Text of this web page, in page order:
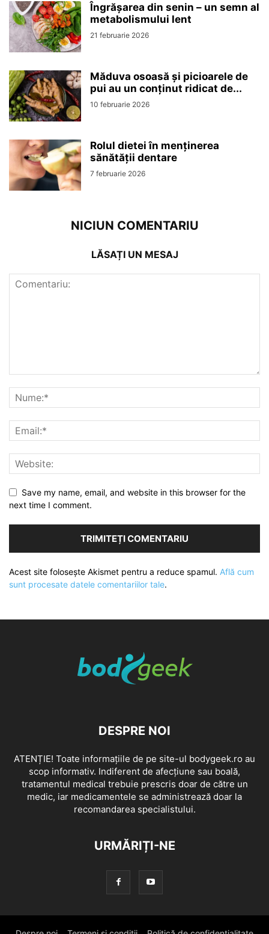
Îngrășarea din senin – un semn al
metabolismului lent
21 februarie 2026
Măduva osoasă și picioarele de
pui au un conținut ridicat de...
10 februarie 2026
Rolul dietei în menținerea
sănătății dentare
7 februarie 2026
NICIUN COMENTARIU
LĂSAȚI UN MESAJ
Save my name, email, and website in this browser for the
next time I comment.
Acest site folosește Akismet pentru a reduce spamul. Află cum
sunt procesate datele comentariilor tale.
DESPRE NOI
ATENȚIE! Toate informațiile de pe site-ul bodygeek.ro au
scop informativ. Indiferent de afecțiune sau boală,
tratamentul medical trebuie prescris doar de către un
medic, iar medicamentele se administrează doar la
recomandarea specialistului.
URMĂRIȚI-NE